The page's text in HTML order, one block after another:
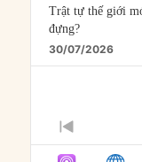
Trật tự thế giới
đựng?
30/07/2026